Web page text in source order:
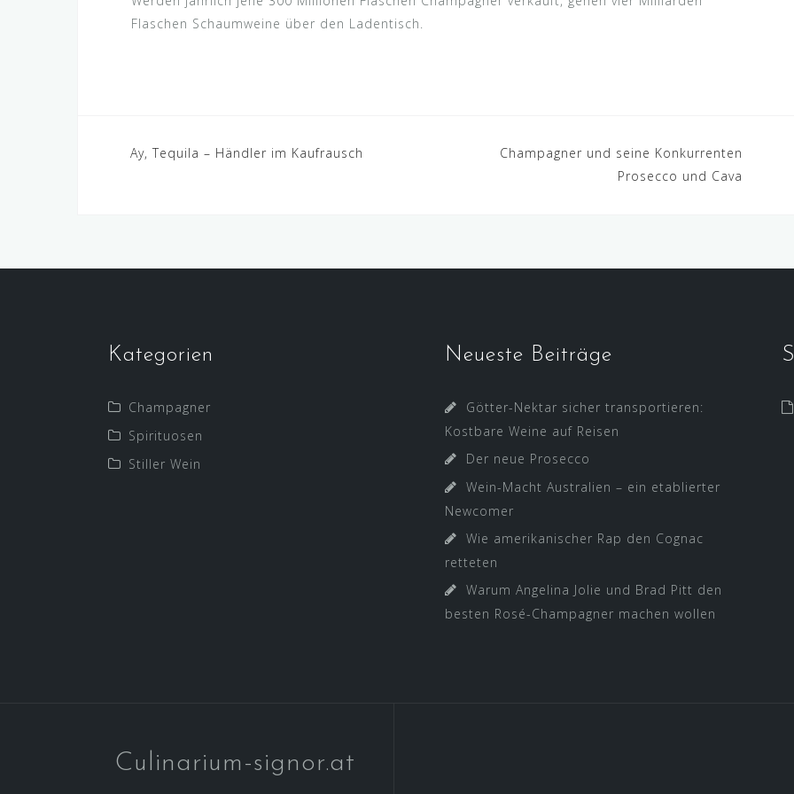
Flaschen Schaumweine über den Ladentisch.
Beitragsnavigation
Ay, Tequila – Händler im Kaufrausch
Champagner und seine Konkurrenten
Prosecco und Cava
Kategorien
Champagner
Spirituosen
Stiller Wein
Neueste Beiträge
Götter-Nektar sicher transportieren:
Kostbare Weine auf Reisen
Der neue Prosecco
Wein-Macht Australien – ein etablierter
Newcomer
Wie amerikanischer Rap den Cognac
retteten
Warum Angelina Jolie und Brad Pitt den
besten Rosé-Champagner machen wollen
Culinarium-signor.at